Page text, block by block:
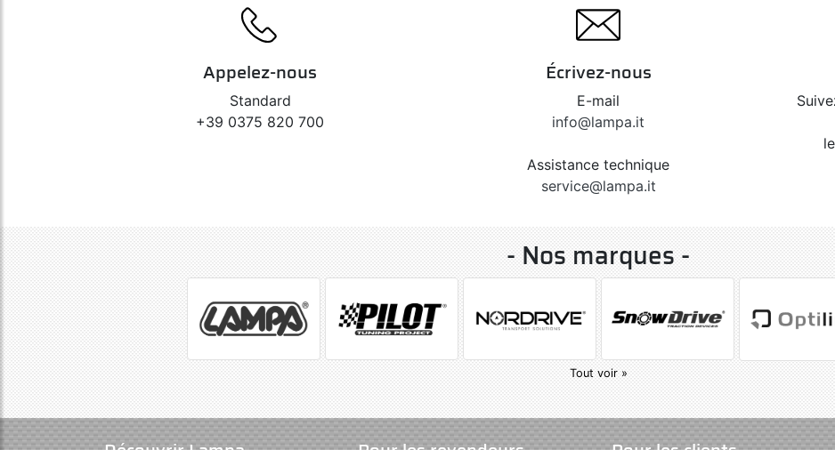
Appelez-nous
Standard
+39 0375 820 700
Écrivez-nous
E-mail
info@lampa.it
Assistance technique
service@lampa.it
- Nos marques -
Tout voir »